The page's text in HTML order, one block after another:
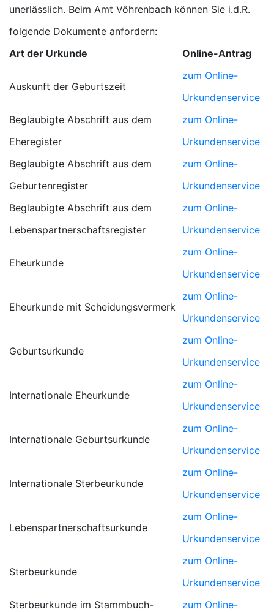
unerlässlich. Beim Amt Vöhrenbach können Sie i.d.R.
folgende Dokumente anfordern:
Art der Urkunde
Online-Antrag
Auskunft der Geburtszeit
zum Online-
Urkundenservice
Beglaubigte Abschrift aus dem
Eheregister
zum Online-
Urkundenservice
Beglaubigte Abschrift aus dem
Geburtenregister
zum Online-
Urkundenservice
Beglaubigte Abschrift aus dem
Lebenspartnerschaftsregister
zum Online-
Urkundenservice
Eheurkunde
zum Online-
Urkundenservice
Eheurkunde mit Scheidungsvermerk
zum Online-
Urkundenservice
Geburtsurkunde
zum Online-
Urkundenservice
Internationale Eheurkunde
zum Online-
Urkundenservice
Internationale Geburtsurkunde
zum Online-
Urkundenservice
Internationale Sterbeurkunde
zum Online-
Urkundenservice
Lebenspartnerschaftsurkunde
zum Online-
Urkundenservice
Sterbeurkunde
zum Online-
Urkundenservice
Sterbeurkunde im Stammbuch-
zum Online-